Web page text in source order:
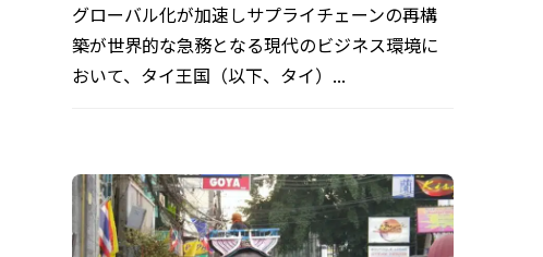
グローバル化が加速しサプライチェーンの再構
築が世界的な急務となる現代のビジネス環境に
おいて、タイ王国（以下、タイ）...